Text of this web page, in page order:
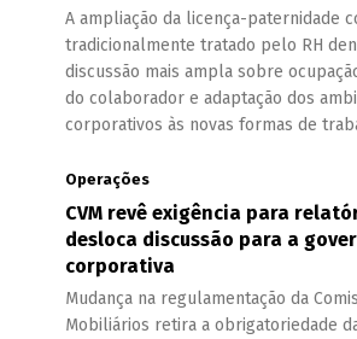
A ampliação da licença-paternidade
tradicionalmente tratado pelo RH
discussão mais ampla sobre
do colaborador e adaptação dos
corporativos às novas formas de
Operações
CVM revê exigência para
desloca discussão para a
corporativa
Mudança na regulamentação da
Mobiliários retira a obrigatoriedade